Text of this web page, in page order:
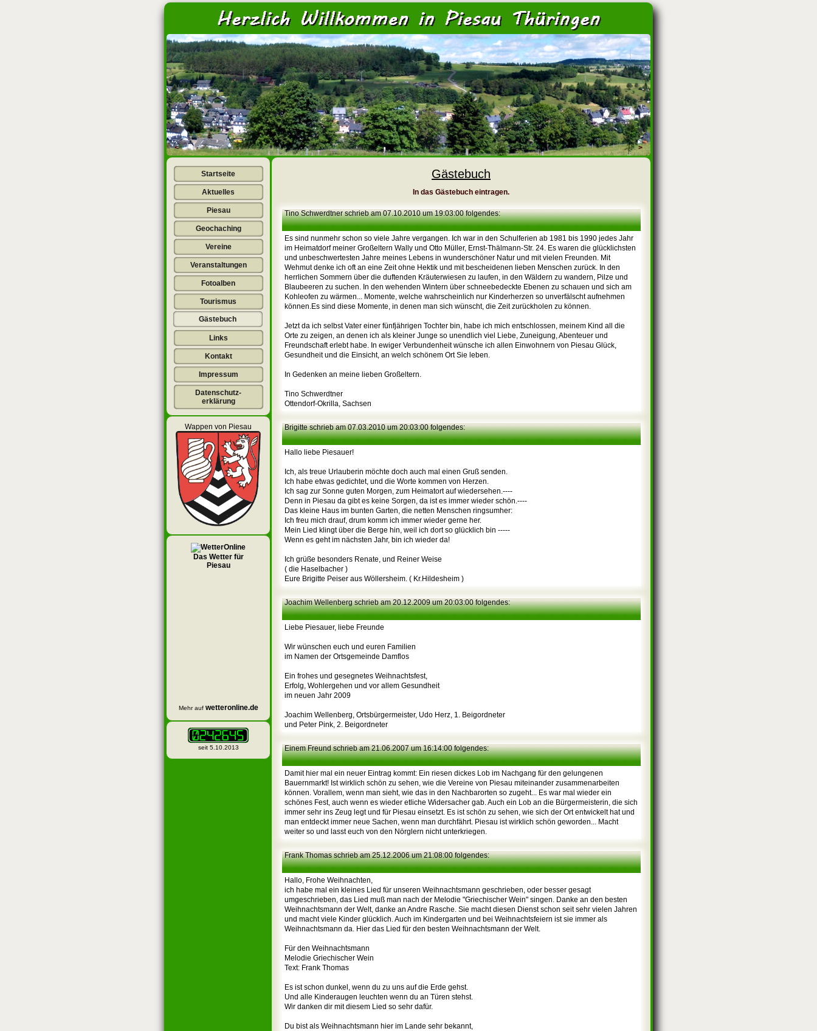
< >
<
Startseite
Aktuelles
Piesau
Geochaching
Vereine
Veranstaltungen
Fotoalben
Tourismus
Gästebuch
Links
Kontakt
Impressum
Datenschutz-
erklärung
Wappen von Piesau
Das Wetter für
Piesau
Mehr auf wetteronline.de
seit 5.10.2013
Gästebuch
In das Gästebuch eintragen.
Tino Schwerdtner schrieb am 07.10.2010 um 19:03:00 folgendes:
Es sind nunmehr schon so viele Jahre vergangen. Ich war in den Schulferien ab 1981 bis 1990 jedes Jahr
im Heimatdorf meiner Großeltern Wally und Otto Müller, Ernst-Thälmann-Str. 24. Es waren die glücklichsten
und unbeschwertesten Jahre meines Lebens in wunderschöner Natur und mit vielen Freunden. Mit
Wehmut denke ich oft an eine Zeit ohne Hektik und mit bescheidenen lieben Menschen zurück. In den
herrlichen Sommern über die duftenden Kräuterwiesen zu laufen, in den Wäldern zu wandern, Pilze und
Blaubeeren zu suchen. In den wehenden Wintern über schneebedeckte Ebenen zu schauen und sich am
Kohleofen zu wärmen... Momente, welche wahrscheinlich nur Kinderherzen so unverfälscht aufnehmen
können.Es sind diese Momente, in denen man sich wünscht, die Zeit zurückholen zu können.
Jetzt da ich selbst Vater einer fünfjährigen Tochter bin, habe ich mich entschlossen, meinem Kind all die
Orte zu zeigen, an denen ich als kleiner Junge so unendlich viel Liebe, Zuneigung, Abenteuer und
Freundschaft erlebt habe. In ewiger Verbundenheit wünsche ich allen Einwohnern von Piesau Glück,
Gesundheit und die Einsicht, an welch schönem Ort Sie leben.
In Gedenken an meine lieben Großeltern.
Tino Schwerdtner
Ottendorf-Okrilla, Sachsen
Brigitte schrieb am 07.03.2010 um 20:03:00 folgendes:
Hallo liebe Piesauer!
Ich, als treue Urlauberin möchte doch auch mal einen Gruß senden.
Ich habe etwas gedichtet, und die Worte kommen von Herzen.
Ich sag zur Sonne guten Morgen, zum Heimatort auf wiedersehen.----
Denn in Piesau da gibt es keine Sorgen, da ist es immer wieder schön.----
Das kleine Haus im bunten Garten, die netten Menschen ringsumher:
Ich freu mich drauf, drum komm ich immer wieder gerne her.
Mein Lied klingt über die Berge hin, weil ich dort so glücklich bin -----
Wenn es geht im nächsten Jahr, bin ich wieder da!
Ich grüße besonders Renate, und Reiner Weise
( die Haselbacher )
Eure Brigitte Peiser aus Wöllersheim. ( Kr.Hildesheim )
Joachim Wellenberg schrieb am 20.12.2009 um 20:03:00 folgendes:
Liebe Piesauer, liebe Freunde
Wir wünschen euch und euren Familien
im Namen der Ortsgemeinde Damflos
Ein frohes und gesegnetes Weihnachtsfest,
Erfolg, Wohlergehen und vor allem Gesundheit
im neuen Jahr 2009
Joachim Wellenberg, Ortsbürgermeister, Udo Herz, 1. Beigordneter
und Peter Pink, 2. Beigordneter
Einem Freund schrieb am 21.06.2007 um 16:14:00 folgendes:
Damit hier mal ein neuer Eintrag kommt: Ein riesen dickes Lob im Nachgang für den gelungenen
Bauernmarkt! Ist wirklich schön zu sehen, wie die Vereine von Piesau miteinander zusammenarbeiten
können. Vorallem, wenn man sieht, wie das in den Nachbarorten so zugeht... Es war mal wieder ein
schönes Fest, auch wenn es wieder etliche Widersacher gab. Auch ein Lob an die Bürgermeisterin, die sich
immer sehr ins Zeug legt und für Piesau einsetzt. Es ist schön zu sehen, wie sich der Ort entwickelt hat und
man entdeckt immer neue Sachen, wenn man durchfährt. Piesau ist wirklich schön geworden... Macht
weiter so und lasst euch von den Nörglern nicht unterkriegen.
Frank Thomas schrieb am 25.12.2006 um 21:08:00 folgendes:
Hallo, Frohe Weihnachten,
ich habe mal ein kleines Lied für unseren Weihnachtsmann geschrieben, oder besser gesagt
umgeschrieben, das Lied muß man nach der Melodie "Griechischer Wein" singen. Danke an den besten
Weihnachtsmann der Welt, danke an Andre Rasche. Sie macht diesen Dienst schon seit sehr vielen Jahren
und macht viele Kinder glücklich. Auch im Kindergarten und bei Weihnachtsfeiern ist sie immer als
Weihnachtsmann da. Hier das Lied für den besten Weihnachtsmann der Welt.
Für den Weihnachtsmann
Melodie Griechischer Wein
Text: Frank Thomas
Es ist schon dunkel, wenn du zu uns auf die Erde gehst.
Und alle Kinderaugen leuchten wenn du an Türen stehst.
Wir danken dir mit diesem Lied so sehr dafür.
Du bist als Weihnachtsmann hier im Lande sehr bekannt,